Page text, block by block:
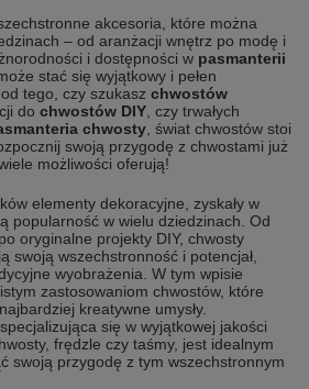
akcesoria, które można
– od aranżacji wnętrz po modę i
i dostępności w pasmanterii
stać się wyjątkowy i pełen
tego, czy szukasz chwostów
do chwostów DIY , czy trwałych
chwosty , świat chwostów stoi
swoją przygodę z chwostami już
możliwości oferują!
elementy dekoracyjne, zyskały w
popularność w wielu dziedzinach. Od
oryginalne projekty DIY, chwosty
swoją wszechstronność i potencjał,
wyobrażenia. W tym wpisie
zastosowaniom chwostów, które
kreatywne umysły.
, specjalizująca się w wyjątkowej jakości
frędzle czy taśmy, jest idealnym
swoją przygodę z tym wszechstronnym